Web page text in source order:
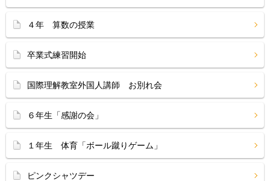
４年 算数の授業
卒業式練習開始
国際理解教室外国人講師 お別れ会
６年生「感謝の会」
１年生 体育「ボール蹴りゲーム」
ピンクシャツデー